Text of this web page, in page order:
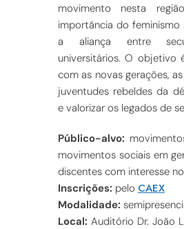
movimento nesta
importância do feminismo
a aliança entre
universitários. O objetivo
com as novas gerações,
juventudes rebeldes da
e valorizar os legados de
Público-alvo:
movimentos sociais em
discentes com interesse
Inscrições: pelo CAEX
Modalidade:
Local: Auditório Dr. João